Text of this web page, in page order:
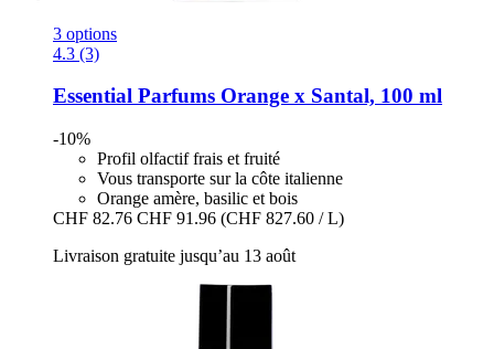
3 options
4.3 (3)
Essential Parfums Orange x Santal, 100 ml
-10%
Profil olfactif frais et fruité
Vous transporte sur la côte italienne
Orange amère, basilic et bois
CHF 82.76 CHF 91.96 (CHF 827.60 / L)
Livraison gratuite jusqu’au 13 août